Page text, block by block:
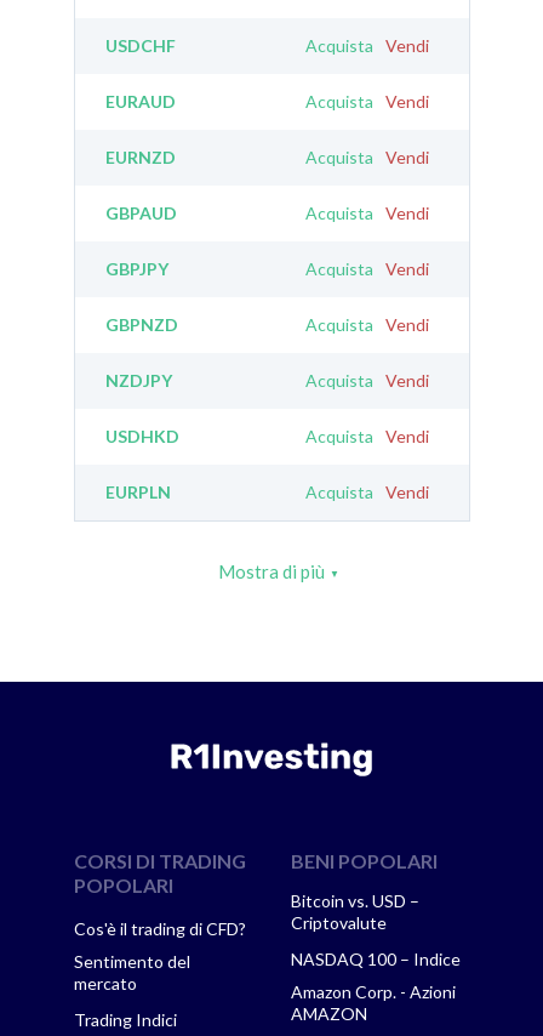
USDCHF Acquista Vendi
EURAUD Acquista Vendi
EURNZD Acquista Vendi
GBPAUD Acquista Vendi
GBPJPY Acquista Vendi
GBPNZD Acquista Vendi
NZDJPY Acquista Vendi
USDHKD Acquista Vendi
EURPLN Acquista Vendi
Mostra di più
CORSI DI TRADING
POPOLARI
Cos'è il trading di CFD?
Sentimento del
mercato
Trading Indici
BENI POPOLARI
Bitcoin vs. USD –
Criptovalute
NASDAQ 100 – Indice
Amazon Corp. - Azioni
AMAZON